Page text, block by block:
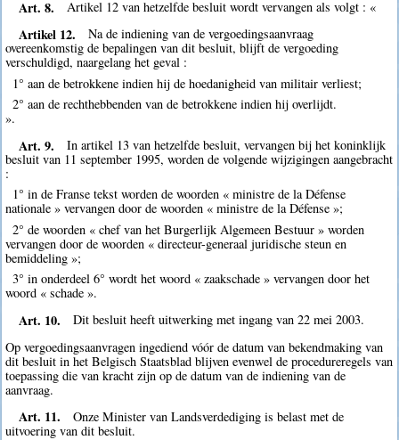
Art. 8. Artikel 12 van hetzelfde besluit wordt vervangen als volgt : «
Artikel 12.
Na de indiening van de vergoedingsaanvraag
overeenkomstig de bepalingen van dit besluit, blijft de vergoeding
verschuldigd, naargelang het geval :
1° aan de betrokkene indien hij de hoedanigheid van militair verliest;
2° aan de rechthebbenden van de betrokkene indien hij overlijdt.
».
Art. 9.
In artikel 13 van hetzelfde besluit, vervangen bij het koninklijk
besluit van 11 september 1995, worden de volgende wijzigingen aangebracht
:
1° in de Franse tekst worden de woorden « ministre de la Défense
nationale » vervangen door de woorden « ministre de la Défense »;
2° de woorden « chef van het Burgerlijk Algemeen Bestuur » worden
vervangen door de woorden « directeur-generaal juridische steun en
bemiddeling »;
3° in onderdeel 6° wordt het woord « zaakschade » vervangen door het
woord « schade ».
Art. 10.
Dit besluit heeft uitwerking met ingang van 22 mei 2003.
Op vergoedingsaanvragen ingediend vóór de datum van bekendmaking van
dit besluit in het Belgisch Staatsblad blijven evenwel de procedureregels van
toepassing die van kracht zijn op de datum van de indiening van de
aanvraag.
Art. 11.
Onze Minister van Landsverdediging is belast met de
uitvoering van dit besluit.